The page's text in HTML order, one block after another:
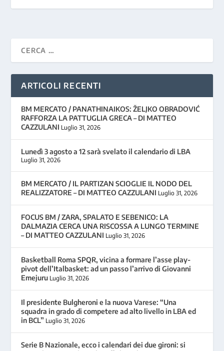
ARTICOLI RECENTI
BM MERCATO / PANATHINAIKOS: ŽELJKO OBRADOVIĆ
RAFFORZA LA PATTUGLIA GRECA – DI MATTEO
CAZZULANI Luglio 31, 2026
Lunedì 3 agosto a 12 sarà svelato il calendario di LBA
Luglio 31, 2026
BM MERCATO / IL PARTIZAN SCIOGLIE IL NODO DEL
REALIZZATORE – DI MATTEO CAZZULANI Luglio 31, 2026
FOCUS BM / ZARA, SPALATO E SEBENICO: LA
DALMAZIA CERCA UNA RISCOSSA A LUNGO TERMINE
– DI MATTEO CAZZULANI Luglio 31, 2026
Basketball Roma SPQR, vicina a formare l’asse play-
pivot dell’Italbasket: ad un passo l’arrivo di Giovanni
Emejuru Luglio 31, 2026
Il presidente Bulgheroni e la nuova Varese: “Una
squadra in grado di competere ad alto livello in LBA ed
in BCL” Luglio 31, 2026
Serie B Nazionale, ecco i calendari dei due gironi: si